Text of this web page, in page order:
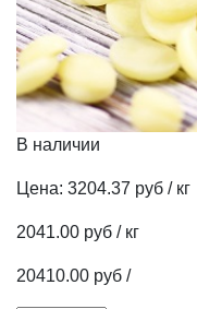
В наличии
Цена: 3204.37 руб / кг
2041.00 руб / кг
20410.00 руб /